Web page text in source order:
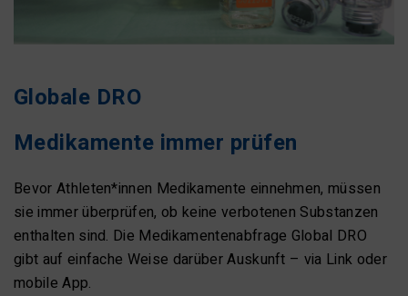
Globale DRO
Medikamente immer prüfen
Bevor Athleten*innen Medikamente einnehmen, müssen
sie immer überprüfen, ob keine verbotenen Substanzen
enthalten sind. Die Medikamentenabfrage Global DRO
gibt auf einfache Weise darüber Auskunft – via Link oder
mobile App.